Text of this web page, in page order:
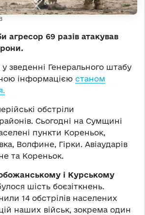
агресор 69 разів атакував
зведенні Генерального штабу
інформацією станом
обстріли
Сьогодні на Сумщині
пункти Кореньок,
Волфине, Гірки. Авіаударів
та Кореньок.
і Курському
шість боєзіткнень.
14 обстрілів населених
наших військ, зокрема один